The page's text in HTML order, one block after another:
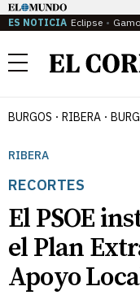
ES NOTICIA Eclipse
Menú
BURGOS RIBERA
RIBERA
RECORTES
El PSOE
el Plan
Apoyo